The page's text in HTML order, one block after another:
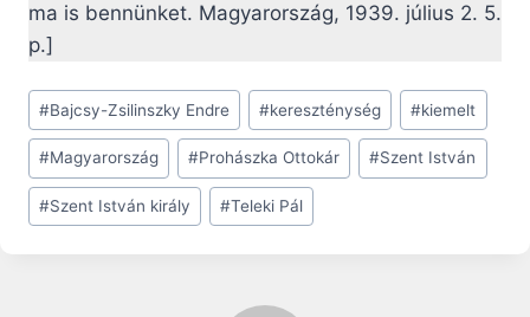
ma is bennünket. Magyarország, 1939. július 2. 5.
p.]
Post
Tags:
#Bajcsy-Zsilinszky Endre #kereszténység #kiemelt
#Magyarország #Prohászka Ottokár #Szent István
#Szent István király #Teleki Pál